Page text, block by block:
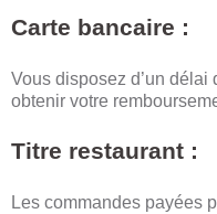
Carte bancaire :
Vous disposez d’un
obtenir votre
Titre restaurant :
Les commandes payées